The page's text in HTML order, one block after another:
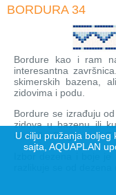
BORDURA 34
Bordure kao i ram
interesantna
skimerskih bazena,
zidovima i podu.
Bordure se izrađuju
zidova u bazenu ili
mozaika Elegance ili
Izbor dezena i boje
U cilju pružanja boljeg
sajta, AQUAPLAN